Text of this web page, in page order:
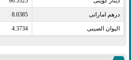
درهم اماراتى​ 8.0385
اليوان الصينى​ 4.3734